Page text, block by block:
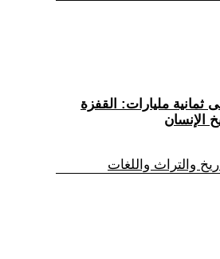
ثمانية مليارات: القفزة
الإنسان
والتراث واللغات